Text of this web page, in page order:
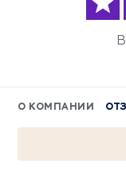
О КОМПАНИИ